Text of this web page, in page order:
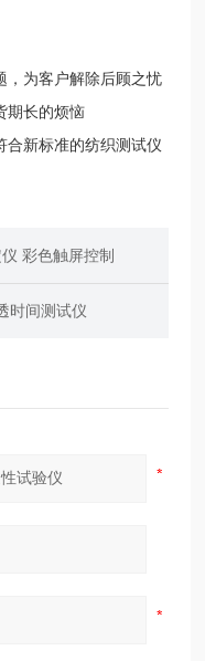
为客户解除后顾之忧
长的烦恼
新标准的纺织测试仪
彩色触屏控制
时间测试仪